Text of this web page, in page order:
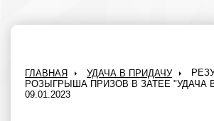
ГЛАВНАЯ УДАЧА В ПРИДАЧУ
РОЗЫГРЫША ПРИЗОВ В ЗАТЕЕ "УДАЧА
09.01.2023